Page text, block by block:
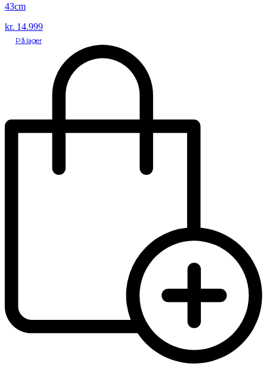
43cm
kr. 14.999
På lager